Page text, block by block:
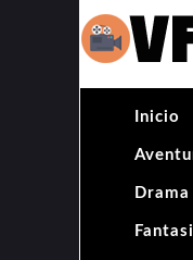
Inicio
Drama